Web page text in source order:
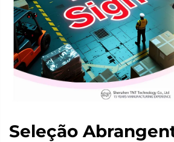
Seleção